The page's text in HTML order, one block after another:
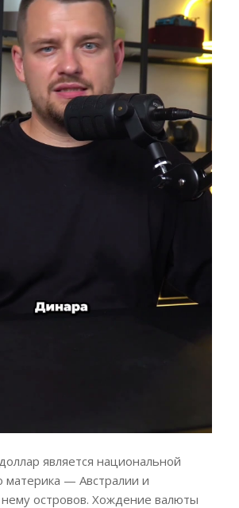
является национальной
материка — Австралии и
островов. Хождение валюты